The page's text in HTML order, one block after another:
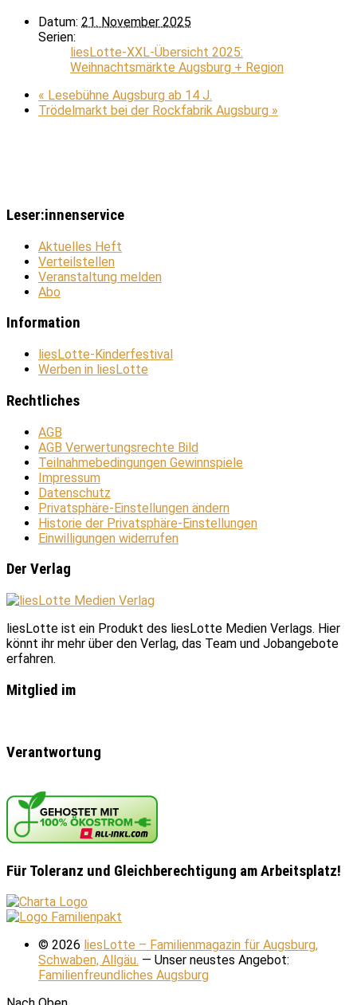
Datum: 21. November 2025
Serien:
liesLotte-XXL-Übersicht 2025:
Weihnachtsmärkte Augsburg + Region
« Lesebühne Augsburg ab 14 J.
Trödelmarkt bei der Rockfabrik Augsburg »
Leser:innenservice
Aktuelles Heft
Verteilstellen
Veranstaltung melden
Abo
Information
liesLotte-Kinderfestival
Werben in liesLotte
Rechtliches
AGB
AGB Verwertungsrechte Bild
Teilnahmebedingungen Gewinnspiele
Impressum
Datenschutz
Privatsphäre-Einstellungen ändern
Historie der Privatsphäre-Einstellungen
Einwilligungen widerrufen
Der Verlag
liesLotte ist ein Produkt des liesLotte Medien Verlags. Hier
könnt ihr mehr über den Verlag, das Team und Jobangebote
erfahren.
Mitglied im
Verantwortung
Für Toleranz und Gleichberechtigung am Arbeitsplatz!
© 2026 liesLotte – Familienmagazin für Augsburg,
Schwaben, Allgäu. — Unser neustes Angebot:
Familienfreundliches Augsburg